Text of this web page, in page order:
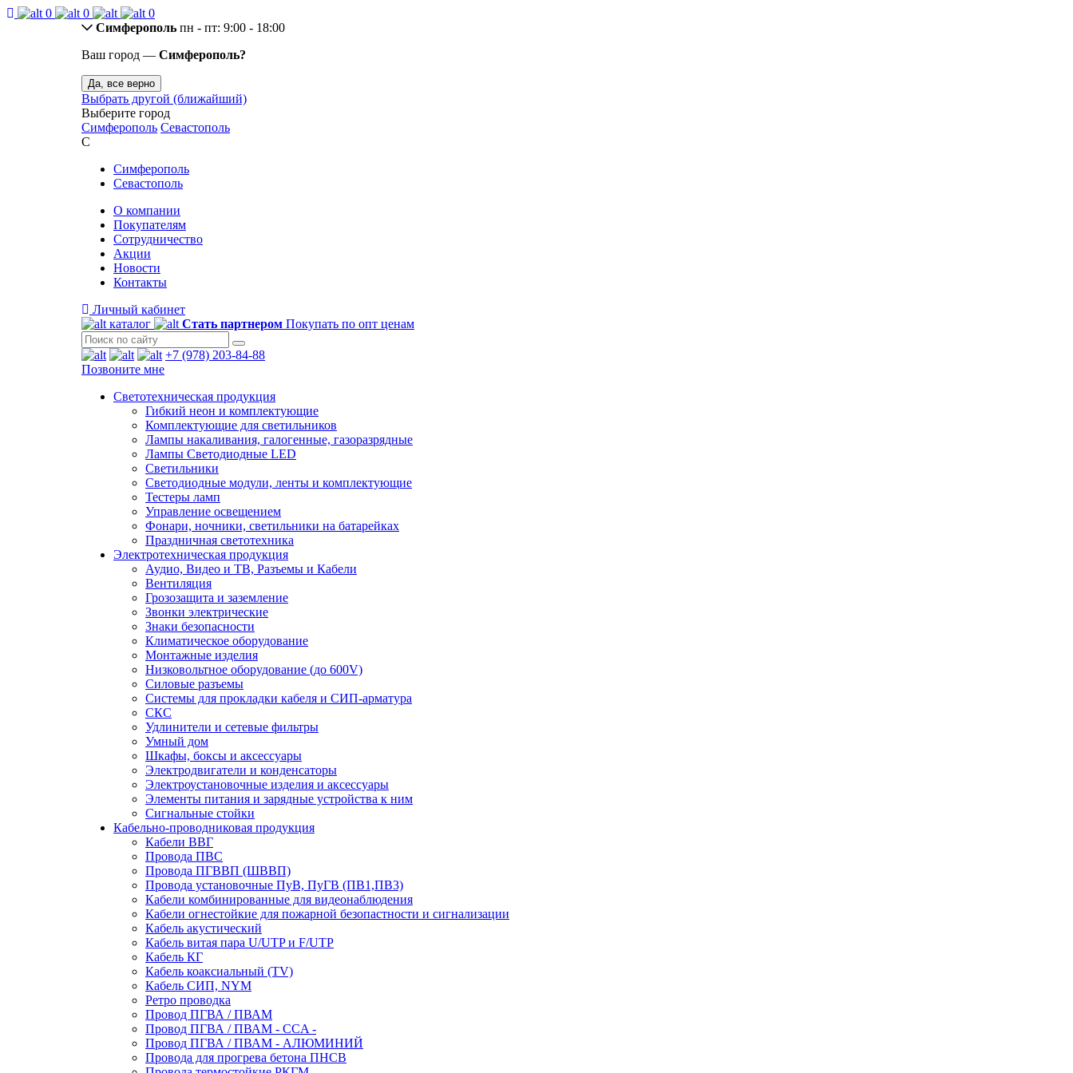
0 0
0
Симферополь пн - пт: 9:00 - 18:00
Ваш город — Симферополь?
Да, все верно
Выбрать другой (ближайший)
Выберите город
Симферополь Севастополь
С
Симферополь
Севастополь
О компании
Покупателям
Сотрудничество
Акции
Новости
Контакты
Личный кабинет
каталог
Стать партнером Покупать по опт ценам
+7 (978) 203-84-88
Позвоните мне
Светотехническая продукция
Гибкий неон и комплектующие
Комплектующие для светильников
Лампы накаливания, галогенные, газоразрядные
Лампы Светодиодные LED
Светильники
Светодиодные модули, ленты и комплектующие
Тестеры ламп
Управление освещением
Фонари, ночники, светильники на батарейках
Праздничная светотехника
Электротехническая продукция
Аудио, Видео и ТВ, Разъемы и Кабели
Вентиляция
Грозозащита и заземление
Звонки электрические
Знаки безопасности
Климатическое оборудование
Монтажные изделия
Низковольтное оборудование (до 600V)
Силовые разъемы
Системы для прокладки кабеля и СИП-арматура
СКС
Удлинители и сетевые фильтры
Умный дом
Шкафы, боксы и аксессуары
Электродвигатели и конденсаторы
Электроустановочные изделия и аксессуары
Элементы питания и зарядные устройства к ним
Сигнальные стойки
Кабельно-проводниковая продукция
Кабели ВВГ
Провода ПВС
Провода ПГВВП (ШВВП)
Провода установочные ПуВ, ПуГВ (ПВ1,ПВ3)
Кабели комбинированные для видеонаблюдения
Кабели огнестойкие для пожарной безопастности и сигнализации
Кабель акустический
Кабель витая пара U/UTP и F/UTP
Кабель КГ
Кабель коаксиальный (TV)
Кабель СИП, NYM
Ретро проводка
Провод ПГВА / ПВАМ
Провод ПГВА / ПВАМ - CCA -
Провод ПГВА / ПВАМ - АЛЮМИНИЙ
Провода для прогрева бетона ПНСВ